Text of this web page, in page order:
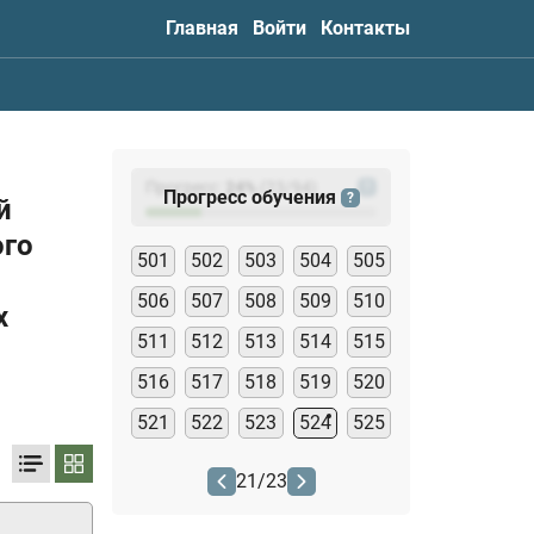
Главная Войти Контакты
Прогресс: (23
Прогресс обучения ?
501 502 503 504
505
506
507 508 509
510
511
512 513 514
515
516
517 518 519
520
521
522 523 524 525
21/23